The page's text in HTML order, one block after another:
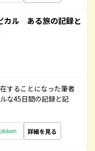
カル ある旅の記録と
することになった筆者
な45日間の記録と記
詳細を見る